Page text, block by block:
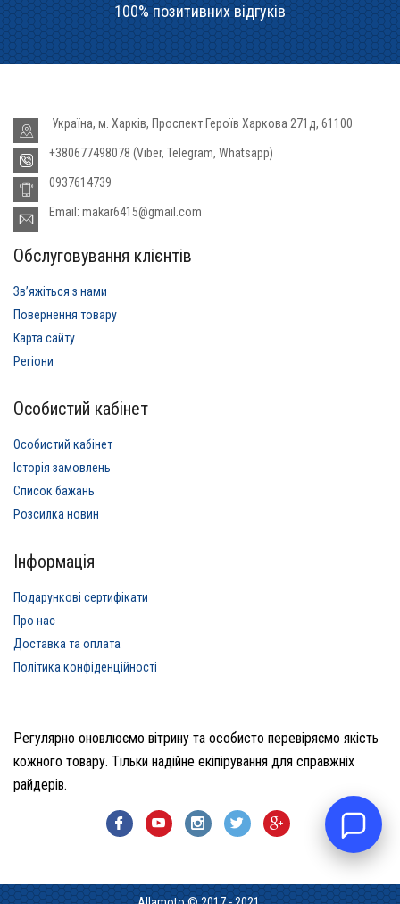
100% позитивних відгуків
Україна, м. Харків, Проспект Героїв Харкова 271д, 61100
+380677498078 (Viber, Telegram, Whatsapp)
0937614739
Email: makar6415@gmail.com
Обслуговування клієнтів
Звʼяжіться з нами
Повернення товару
Карта сайту
Регіони
Особистий кабінет
Особистий кабінет
Історія замовлень
Список бажань
Розсилка новин
Інформація
Подарункові сертифікати
Про нас
Доставка та оплата
Політика конфіденційності
Регулярно оновлюємо вітрину та особисто перевіряємо якість
кожного товару. Тільки надійне екіпірування для справжніх
райдерів.